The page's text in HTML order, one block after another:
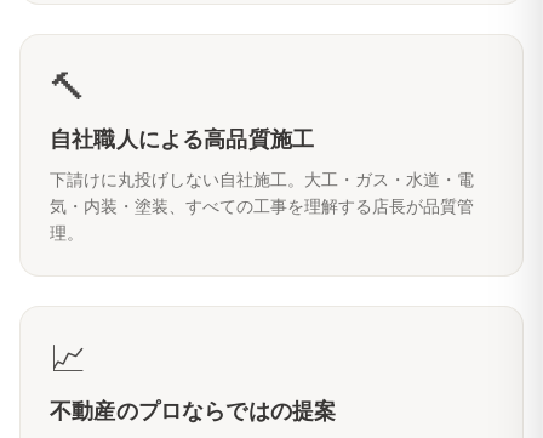
🔨
自社職人による高品質施工
下請けに丸投げしない自社施工。大工・ガス・水道・電
気・内装・塗装、すべての工事を理解する店長が品質管
理。
📈
不動産のプロならではの提案